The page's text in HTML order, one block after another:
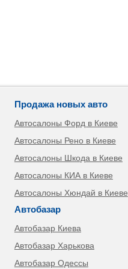
Продажа новых авто
Автосалоны Форд в Киеве
Автосалоны Рено в Киеве
Автосалоны Шкода в Киеве
Автосалоны КИА в Киеве
Автосалоны Хюндай в Киеве
Автобазар
Автобазар Киева
Автобазар Харькова
Автобазар Одессы